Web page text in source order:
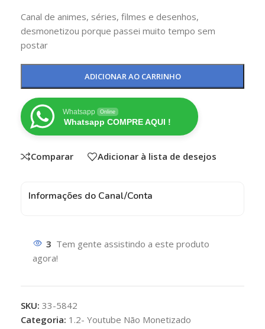
Canal de animes, séries, filmes e desenhos,
desmonetizou porque passei muito tempo sem
postar
ADICIONAR AO CARRINHO
Whatsapp Online
Whatsapp COMPRE AQUI !
Comparar Adicionar à lista de desejos
Informações do Canal/Conta
3 Tem gente assistindo a este produto
agora!
SKU: 33-5842
Categoria: 1.2- Youtube Não Monetizado